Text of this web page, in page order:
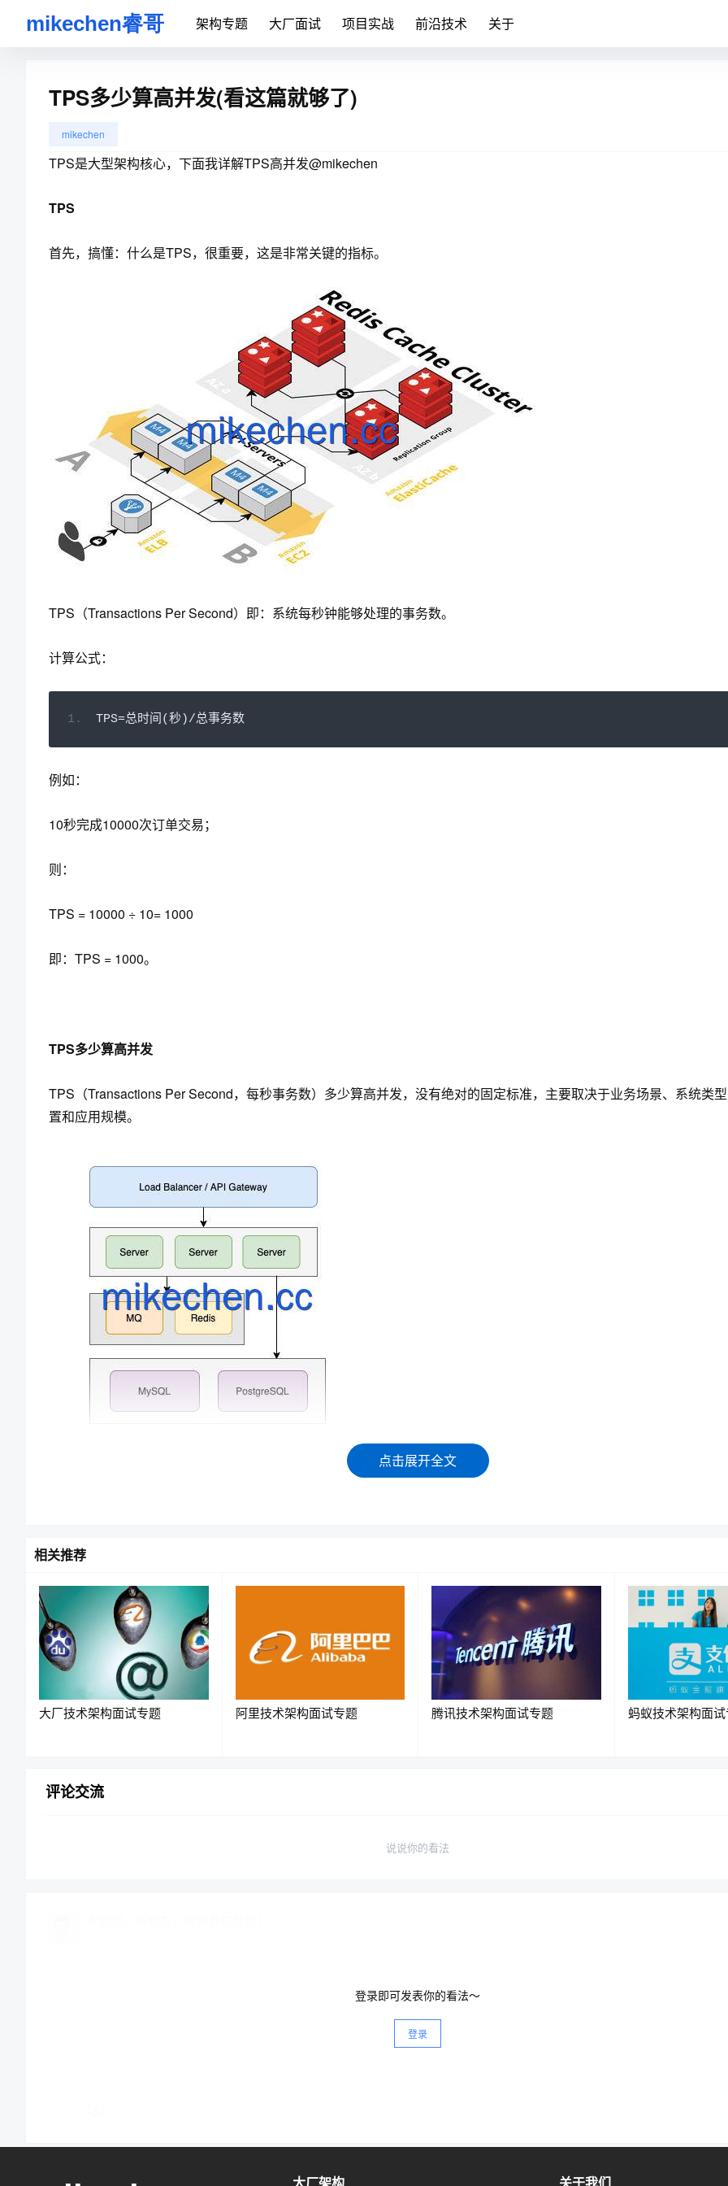
架构专题 大厂面试 项目实战 前沿技术 关于
TPS多少算高并发(看这篇就够了)
mikechen
TPS是大型架构核心，下面我详解TPS高并发@mikechen
TPS
首先，搞懂：什么是TPS，很重要，这是非常关键的指标。
TPS（Transactions Per Second）即：系统每秒钟能够处理的事务数。
计算公式：
TPS=总时间(秒)/总事务数
例如：
10秒完成10000次订单交易；
则：
TPS = 10000 ÷ 10= 1000
即：TPS = 1000。
TPS多少算高并发
TPS（Transactions Per Second，每秒事务数）多少算高并发，没有绝对的固定标准，主要取决于业务场景、系统类
置和应用规模。
<100
100~1000 中小型系统
1000~5000 高并发系统
5000~10000 大型互联网系统
10000~50000 超大型系统
100 – 1,000 TPS：常规系统，算有有一点的并发量，但还不能算“高并发”，做点基础优化即可。
点击展开全文
相关推荐
大厂技术架构面试专题 阿里技术架构面试专题 腾讯技术架构面试专题 蚂蚁技术架构面
评论交流
说说你的看法
登录即可发表你的看法～
登录